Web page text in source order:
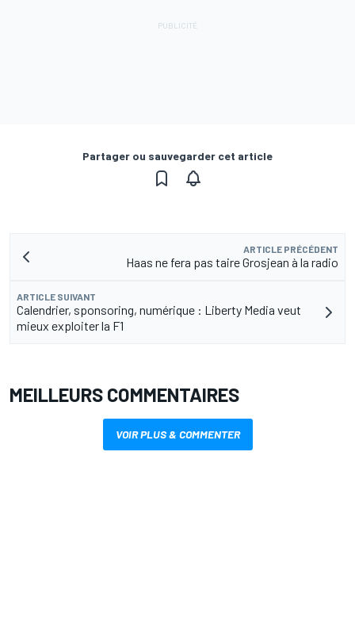
Partager ou sauvegarder cet article
ARTICLE PRÉCÉDENT
Haas ne fera pas taire Grosjean à la radio
ARTICLE SUIVANT
Calendrier, sponsoring, numérique : Liberty Media veut
mieux exploiter la F1
MEILLEURS COMMENTAIRES
VOIR PLUS & COMMENTER